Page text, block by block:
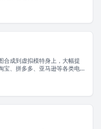
合成到虚拟模特身上，大幅提
宝、拼多多、亚马逊等各类电